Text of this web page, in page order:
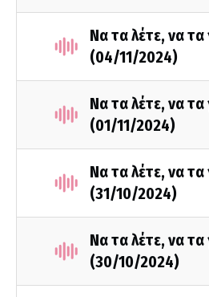
Να τα λέτε, να
(04/11/2024)
Να τα λέτε, να
(01/11/2024)
Να τα λέτε, να
(31/10/2024)
Να τα λέτε, να
(30/10/2024)